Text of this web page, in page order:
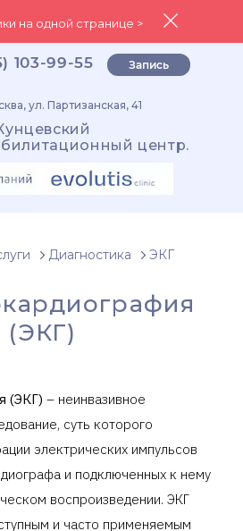
на одной странице >
103-99-55 Запись
ул. Партизанская, 41
центр.
Диагностика ЭКГ
(ЭКГ)
(ЭКГ) – неинвазивное
суть которого
электрических импульсов
и подключенных к нему
воспроизведении. ЭКГ
и часто применяемым